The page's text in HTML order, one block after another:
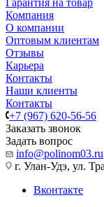
Гарантия на товар
Компания
О компании
Оптовым клиентам
Отзывы
Карьера
Контакты
Наши клиенты
Контакты
+7 (967) 620-56-56
Заказать звонок
Задать вопрос
info@polinom03.ru
г. Улан-Удэ, ул.
Вконтакте